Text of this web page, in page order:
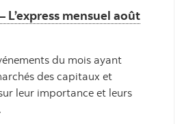
L’express mensuel août
du mois ayant
des capitaux et
leur importance et leurs